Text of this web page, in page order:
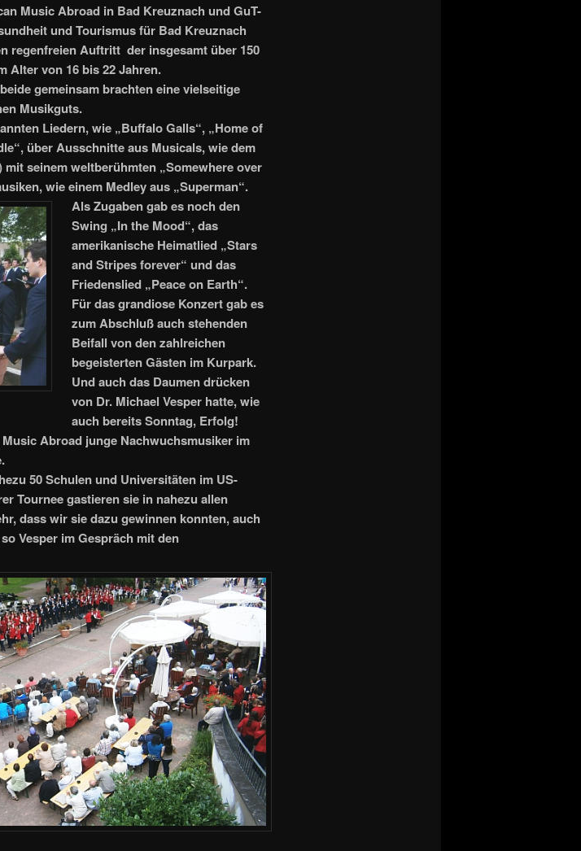
Music Abroad in Bad Kreuznach und GuT-
und Tourismus für Bad Kreuznach
regenfreien Auftritt der insgesamt über 150
Alter von 16 bis 22 Jahren.
gemeinsam brachten eine vielseitige
Musikguts.
Liedern, wie „Buffalo Galls“, „Home of
über Ausschnitte aus Musicals, wie dem
mit seinem weltberühmten „Somewhere over
wie einem Medley aus „Superman“.
Als Zugaben gab es noch den
Swing „In the Mood“, das
amerikanische Heimatlied „Stars
and Stripes forever“ und das
Friedenslied „Peace on Earth“.
Für das grandiose Konzert gab es
zum Abschluß auch stehenden
Beifall von den zahlreichen
begeisterten Gästen im Kurpark.
Und auch das Daumen drücken
von Dr. Michael Vesper hatte, wie
auch bereits Sonntag, Erfolg!
Abroadjunge Nachwuchsmusiker im
50 Schulen und Universitäten im US-
Tournee gastieren sie in nahezu allen
dass wir sie dazu gewinnen konnten, auch
Vesper im Gespräch mit den